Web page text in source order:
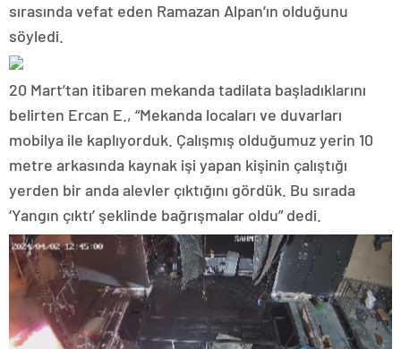
sırasında vefat eden Ramazan Alpan’ın olduğunu
söyledi.
20 Mart’tan itibaren mekanda tadilata başladıklarını
belirten Ercan E., “Mekanda locaları ve duvarları
mobilya ile kaplıyorduk. Çalışmış olduğumuz yerin 10
metre arkasında kaynak işi yapan kişinin çalıştığı
yerden bir anda alevler çıktığını gördük. Bu sırada
‘Yangın çıktı’ şeklinde bağrışmalar oldu” dedi.